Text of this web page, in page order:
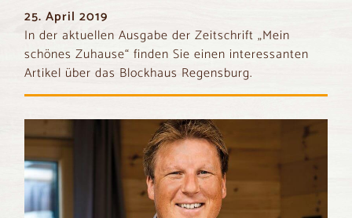
25. April 2019
In der aktuellen Ausgabe der Zeitschrift „Mein
schönes Zuhause“ finden Sie einen interessanten
Artikel über das Blockhaus Regensburg.